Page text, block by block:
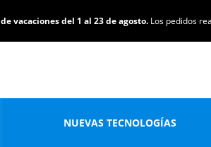
vacaciones del 1 al 23 de agosto. Los pedidos
NUEVAS TECNOLOGÍAS